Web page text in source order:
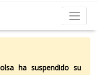
ha suspendido su